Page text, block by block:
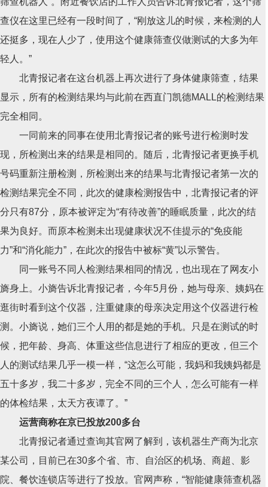
查仪在这里已经有一段时间了，“刚放这儿的时候，来检测的人
还挺多，现在人少了，使用这个健康筛查仪做测试的大多为年
轻人。”
北青报记者在这台机器上再次进行了身体健康筛查，结果
显示，所有的检测结果均与此前在西直门凯德MALL的检测结果
完全相同。
一同前来的同事在使用北青报记者的账号进行检测时发
现，所检测出来的结果是相同的。随后，北青报记者更换手机
号码重新注册检测，所检测出来的结果与北青报记者第一次的
检测结果完全不同，此次的健康检测报告中，北青报记者的评
分只有87分，原本被评定为“有待改善”的睡眠质量，此次的结
果为良好。而原本检测未出现健康状况不佳提示的“免疫能
力”和“消化能力”，在此次的报告中被标“黄”以示警告。
同一账号不同人检测结果相同的情况，也出现在了网友小
旖身上。小旖告诉北青报记者，今年5月份，她与母亲、姨妈在
逛街时看到这个仪器，注重健康的母亲决定用这个仪器进行检
测。小旖说，她们三个人用的都是她的手机。只是在测试的时
候，把年龄、身高、体重这些信息进行了相应的更改，但三个
人的测试结果几乎一模一样，“这怎么可能，我妈和我姨妈都是
五十多岁，我二十多岁，完全不同的三个人，怎么可能有一样
的体检结果，太天方夜谭了。”
运营商称在京已投放200多台
北青报记者通过查询其官网了解到，该机器生产商为北京
某公司，目前已在30多个省、市、自治区的机场、商超、影
院、餐饮连锁店等进行了投放。官网声称，“智能健康筛查机器